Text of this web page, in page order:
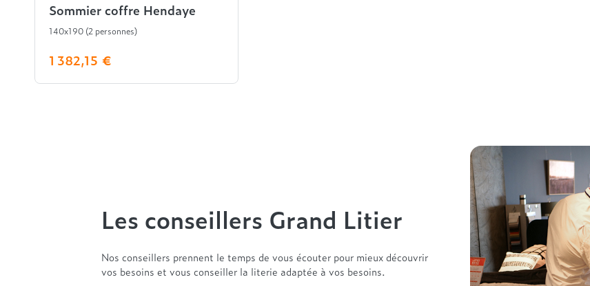
Sommier coffre Hendaye
140x190 (2 personnes)
1 382,15 €
Les conseillers Grand Litier
Nos conseillers prennent le temps de vous écouter pour mieux découvrir
vos besoins et vous conseiller la literie adaptée à vos besoins.